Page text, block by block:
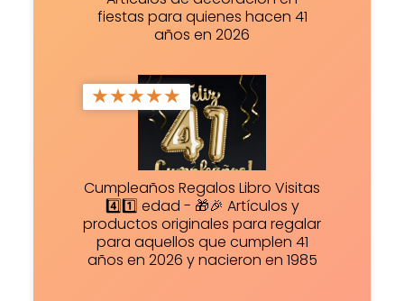
fiestas para quienes hacen 41
años en 2026
★★★★★
Cumpleaños Regalos Libro Visitas
4️⃣1️⃣ edad - 🎁🎉 Artículos y
productos originales para regalar
para aquellos que cumplen 41
años en 2026 y nacieron en 1985